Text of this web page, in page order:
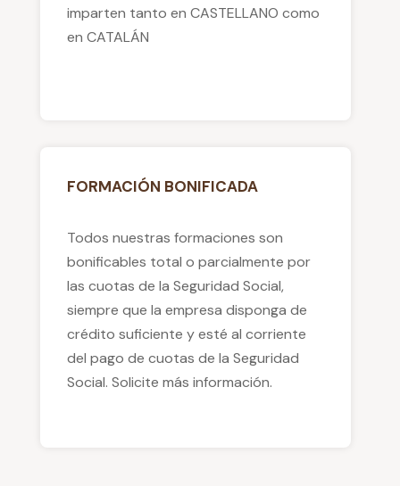
imparten tanto en CASTELLANO como
en CATALÁN
FORMACIÓN BONIFICADA
Todos nuestras formaciones son
bonificables total o parcialmente por
las cuotas de la Seguridad Social,
siempre que la empresa disponga de
crédito suficiente y esté al corriente
del pago de cuotas de la Seguridad
Social. Solicite más información.